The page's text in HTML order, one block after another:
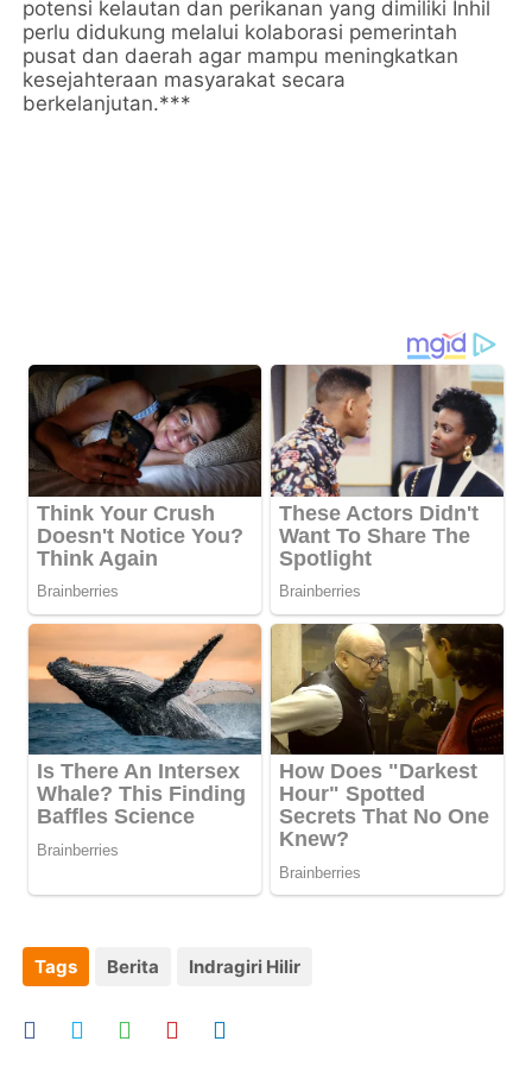
potensi kelautan dan perikanan yang dimiliki Inhil
perlu didukung melalui kolaborasi pemerintah
pusat dan daerah agar mampu meningkatkan
kesejahteraan masyarakat secara
berkelanjutan.***
Tags Berita Indragiri Hilir